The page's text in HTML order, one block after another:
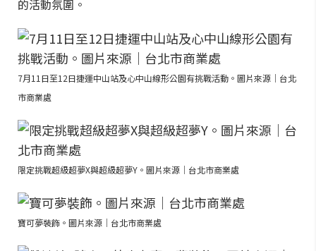
的活動氛圍。
7月11日至12日捷運中山站及心中山線形公園有挑戰活動。圖片來源｜台北
市商業處
限定挑戰超級超夢X與超級超夢Y。圖片來源｜台北市商業處
寶可夢裝飾。圖片來源｜台北市商業處